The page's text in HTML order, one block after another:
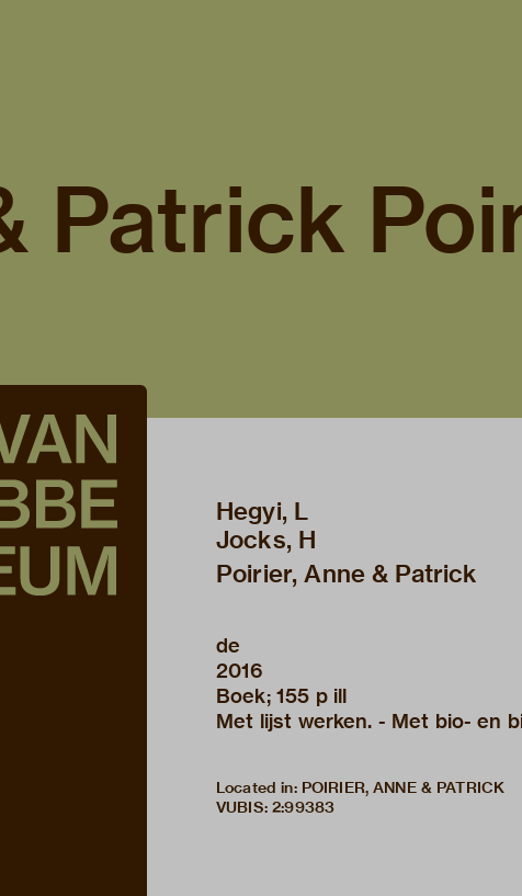
Patrick
Hegyi, L
Jocks, H
Poirier, Anne & Patrick
de
2016
Boek; 155 p ill
Met lijst werken. - Met bio- en
Located in: POIRIER, ANNE & PATRICK
VUBIS: 2:99383